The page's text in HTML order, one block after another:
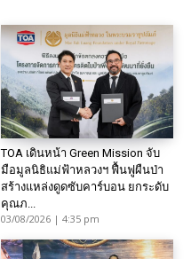
TOA เดินหน้า Green Mission จับ
มือมูลนิธิแม่ฟ้าหลวงฯ ฟื้นฟูผืนป่า
สร้างแหล่งดูดซับคาร์บอน ยกระดับ
คุณภ...
03/08/2026 | 4:35 pm